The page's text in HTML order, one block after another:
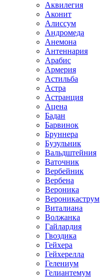
Аквилегия
Аконит
Алиссум
Андромеда
Анемона
Антеннария
Арабис
Армерия
Астильба
Астра
Астранция
Ацена
Бадан
Барвинок
Бруннера
Бузульник
Вальдштейния
Ваточник
Вербейник
Вербена
Вероника
Вероникаструм
Виталиана
Волжанка
Гайлардия
Гвоздика
Гейхера
Гейхерелла
Гелениум
Гелиантемум